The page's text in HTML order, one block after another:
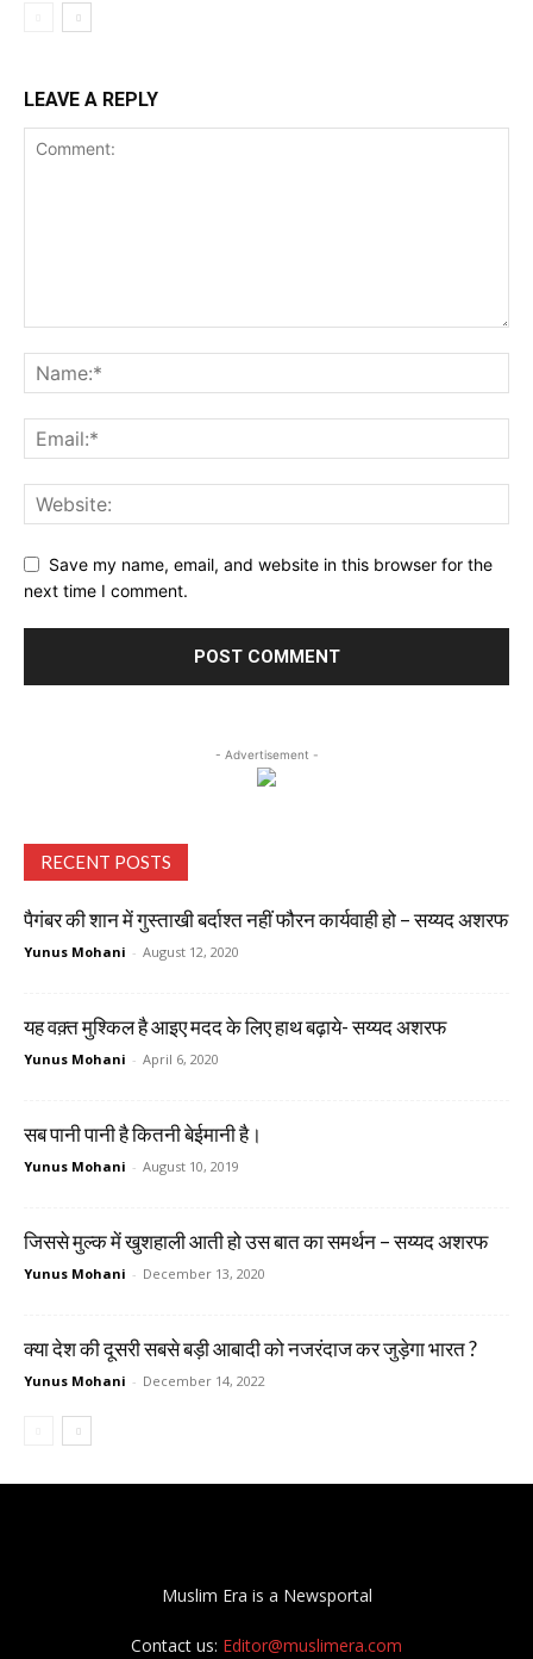
LEAVE A REPLY
Save my name, email, and website in this browser for the
next time I comment.
- Advertisement -
RECENT POSTS
पैगंबर की शान में गुस्ताखी बर्दाश्त नहीं फौरन कार्यवाही हो – सय्यद अशरफ
Yunus Mohani - August 12, 2020
यह वक़्त मुश्किल है आइए मदद के लिए हाथ बढ़ाये- सय्यद अशरफ
Yunus Mohani - April 6, 2020
सब पानी पानी है कितनी बेईमानी है।
Yunus Mohani - August 10, 2019
जिससे मुल्क में खुशहाली आती हो उस बात का समर्थन – सय्यद अशरफ
Yunus Mohani - December 13, 2020
क्या देश की दूसरी सबसे बड़ी आबादी को नजरंदाज कर जुड़ेगा भारत ?
Yunus Mohani - December 14, 2022
Muslim Era is a Newsportal
Contact us: Editor@muslimera.com